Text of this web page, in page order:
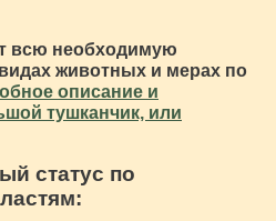
всю необходимую
животных и мерах по
описание и
тушканчик, или
статус по